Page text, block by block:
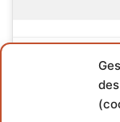
INFORMATIONS